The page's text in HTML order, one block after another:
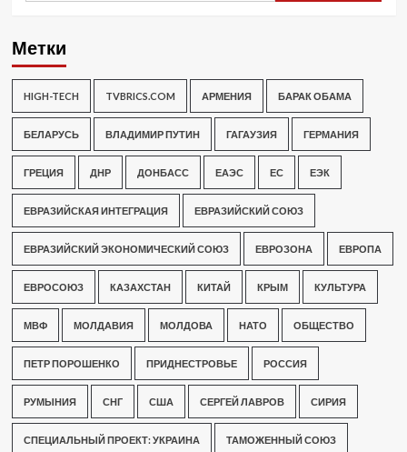
Метки
HIGH-TECH TVBRICS.COM АРМЕНИЯ БАРАК ОБАМА
БЕЛАРУСЬ ВЛАДИМИР ПУТИН ГАГАУЗИЯ ГЕРМАНИЯ
ГРЕЦИЯ ДНР ДОНБАСС ЕАЭС ЕС ЕЭК
ЕВРАЗИЙСКАЯ ИНТЕГРАЦИЯ ЕВРАЗИЙСКИЙ СОЮЗ
ЕВРАЗИЙСКИЙ ЭКОНОМИЧЕСКИЙ СОЮЗ ЕВРОЗОНА ЕВРОПА
ЕВРОСОЮЗ КАЗАХСТАН КИТАЙ КРЫМ КУЛЬТУРА
МВФ МОЛДАВИЯ МОЛДОВА НАТО ОБЩЕСТВО
ПЕТР ПОРОШЕНКО ПРИДНЕСТРОВЬЕ РОССИЯ
РУМЫНИЯ СНГ США СЕРГЕЙ ЛАВРОВ СИРИЯ
СПЕЦИАЛЬНЫЙ ПРОЕКТ: УКРАИНА ТАМОЖЕННЫЙ СОЮЗ